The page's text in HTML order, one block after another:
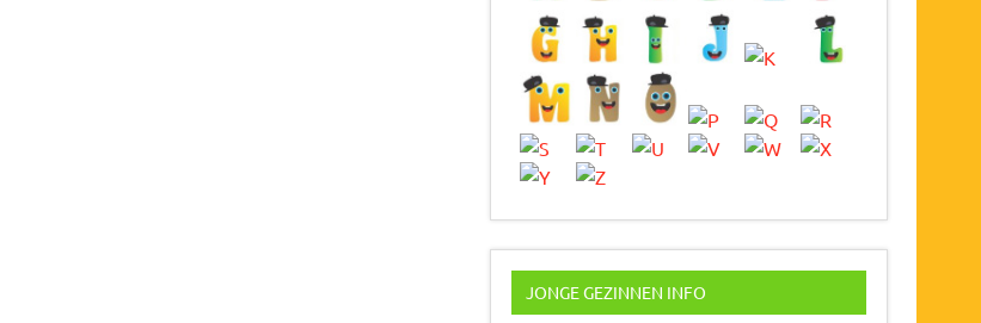
JONGE GEZINNEN INFO